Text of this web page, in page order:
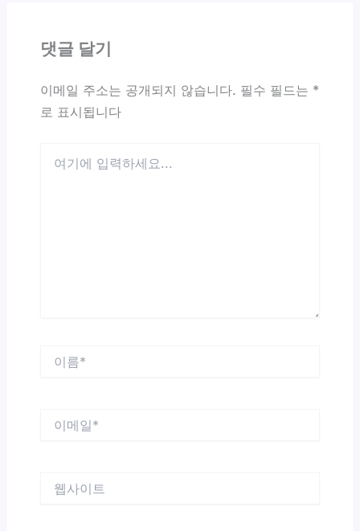
댓글 달기
이메일 주소는 공개되지 않습니다. 필수 필드는 *
로 표시됩니다